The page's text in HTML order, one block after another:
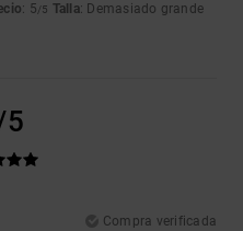
: 5/5 Talla: Demasiado grande
Compra verificada